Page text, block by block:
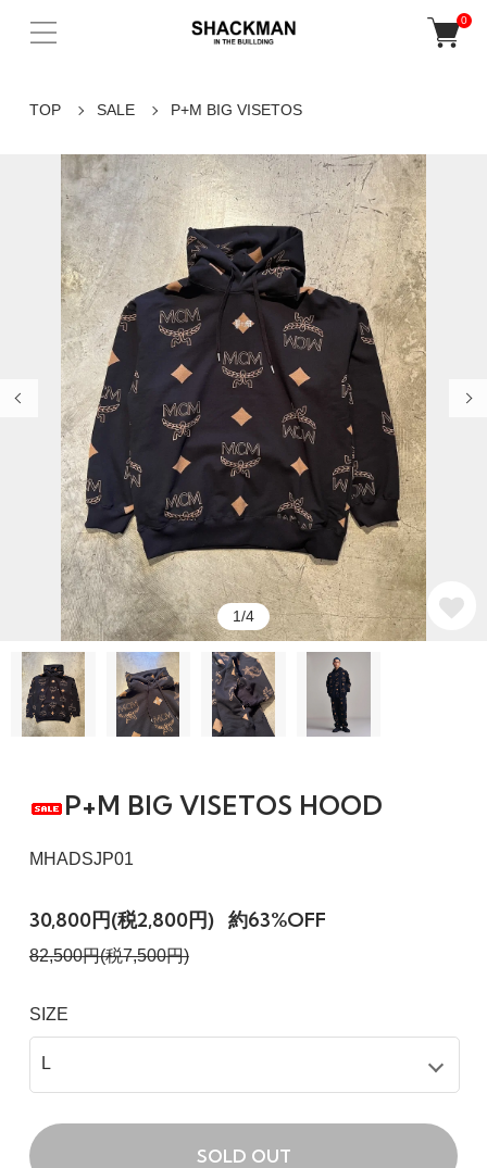
0
TOP SALE P+M BIG VISETOS
1/4
P+M BIG VISETOS HOOD
MHADSJP01
30,800円(税2,800円) 約63%OFF
82,500円(税7,500円)
SIZE
SOLD OUT